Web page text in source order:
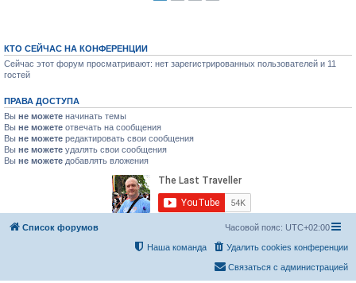
КТО СЕЙЧАС НА КОНФЕРЕНЦИИ
Сейчас этот форум просматривают: нет зарегистрированных пользователей и 11
гостей
ПРАВА ДОСТУПА
Вы не можете начинать темы
Вы не можете отвечать на сообщения
Вы не можете редактировать свои сообщения
Вы не можете удалять свои сообщения
Вы не можете добавлять вложения
Список форумов Часовой пояс: UTC+02:00
Удалить cookies конференции
Наша команда
Связаться с администрацией